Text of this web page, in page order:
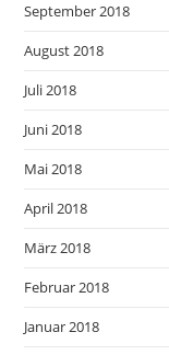
September 2018
August 2018
Juli 2018
Juni 2018
Mai 2018
April 2018
März 2018
Februar 2018
Januar 2018